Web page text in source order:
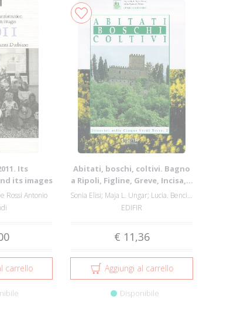
Its
its images
Rossi Antonio
carrello
Abitati, boschi, coltivi. Bagno
a Ripoli, Figline, Greve, Incisa,...
Sonia Elisi; Maja L. Ungar; Lucia. Bencist...
EDIFIR
€ 11,36
Aggiungi al carrello
Disponibile